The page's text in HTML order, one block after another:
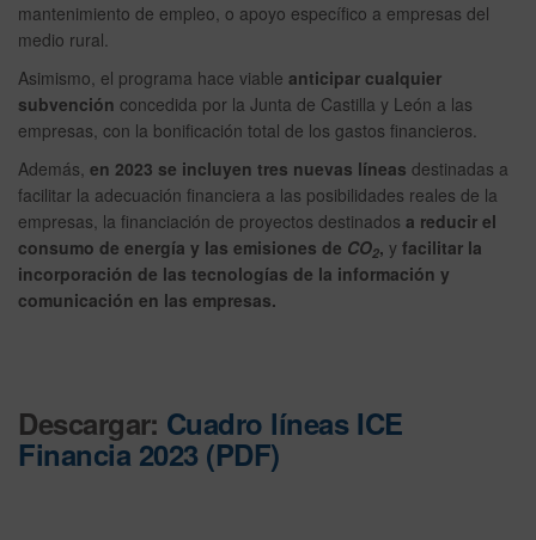
mantenimiento de empleo, o apoyo específico a empresas del
medio rural.
Asimismo, el programa hace viable anticipar cualquier
subvención concedida por la Junta de Castilla y León a las
empresas, con la bonificación total de los gastos financieros.
Además, en 2023 se incluyen tres nuevas líneas destinadas a
facilitar la adecuación financiera a las posibilidades reales de la
empresas, la financiación de proyectos destinados a reducir el
consumo de energía y las emisiones de CO2, y facilitar la
incorporación de las tecnologías de la información y
comunicación en las empresas.
Descargar: Cuadro líneas ICE
Financia 2023 (PDF)